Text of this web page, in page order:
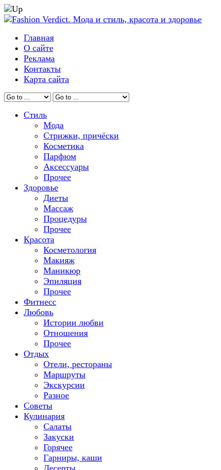
Главная
О сайте
Реклама
Контакты
Карта сайта
Стиль
Мода
Стрижки, причёски
Косметика
Парфюм
Аксессуары
Прочее
Здоровье
Диеты
Массаж
Процедуры
Прочее
Красота
Косметология
Макияж
Маникюр
Эпиляция
Прочее
Фитнесс
Любовь
Истории любви
Отношения
Прочее
Отдых
Отели, рестораны
Маршруты
Экскурсии
Разное
Советы
Кулинария
Салаты
Закуски
Горячее
Гарниры, каши
Десерты